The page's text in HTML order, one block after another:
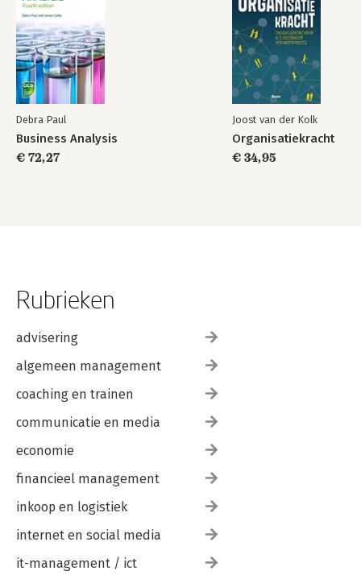
Debra Paul
Business Analysis
€ 72,27
Joost van der Kolk
Organisatiekracht
€ 34,95
Rubrieken
advisering
algemeen management
coaching en trainen
communicatie en media
economie
financieel management
inkoop en logistiek
internet en social media
it-management / ict